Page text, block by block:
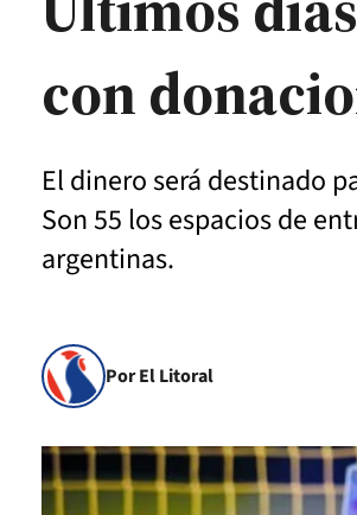
con
El dinero será destinado
Son 55 los espacios de
argentinas.
Por El Litoral